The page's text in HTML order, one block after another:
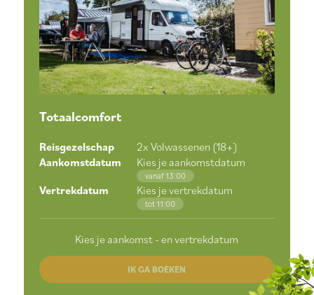
Totaalcomfort
Reisgezelschap 2x Volwassenen (18+)
Aankomstdatum
Kies je aankomstdatum
vanaf 13:00
Vertrekdatum Kies je vertrekdatum
tot 11:00
Kies je aankomst - en vertrekdatum
IK GA BOEKEN